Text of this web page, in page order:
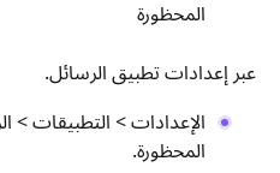
المحظورة
عبر إعدادات تطبيق الرسائل.
الإعدادات > التطبيقات >
المحظورة.